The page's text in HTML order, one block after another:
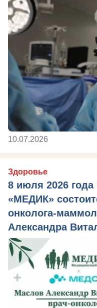
10.07.2026
Здоровье
8 июля 2026
«МЕДИК»
онколога-
Александра